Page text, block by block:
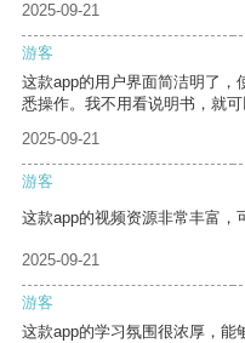
2025-09-21
游客
这款app的用户界面简洁明了，
悉操作。我不用看说明书，就可
2025-09-21
游客
这款app的视频资源非常丰富，
2025-09-21
游客
这款app的学习氛围很浓厚，能